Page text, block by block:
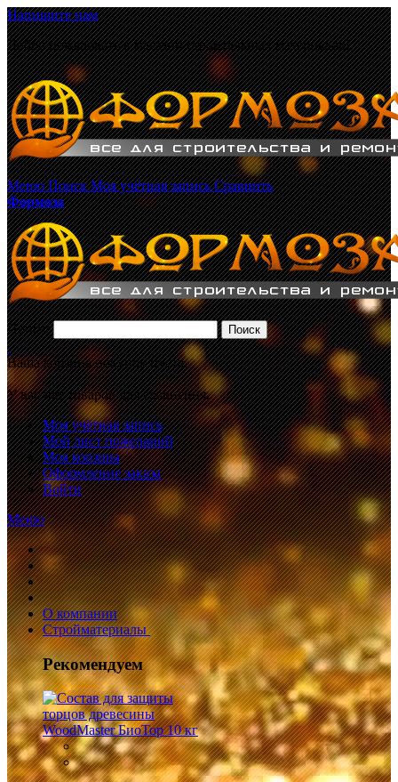
Напишите нам
Добро пожаловать в магазин строительных материалов!
Меню Поиск Моя учётная запись Сравнить
Формоза
Поиск: Поиск
Ваша корзина покупок пуста.
У вас нет товаров для сравнения.
Моя учётная запись
Мой лист пожеланий
Моя корзина
Оформление заказа
Войти
Меню
О компании
Стройматериалы
Рекомендуем